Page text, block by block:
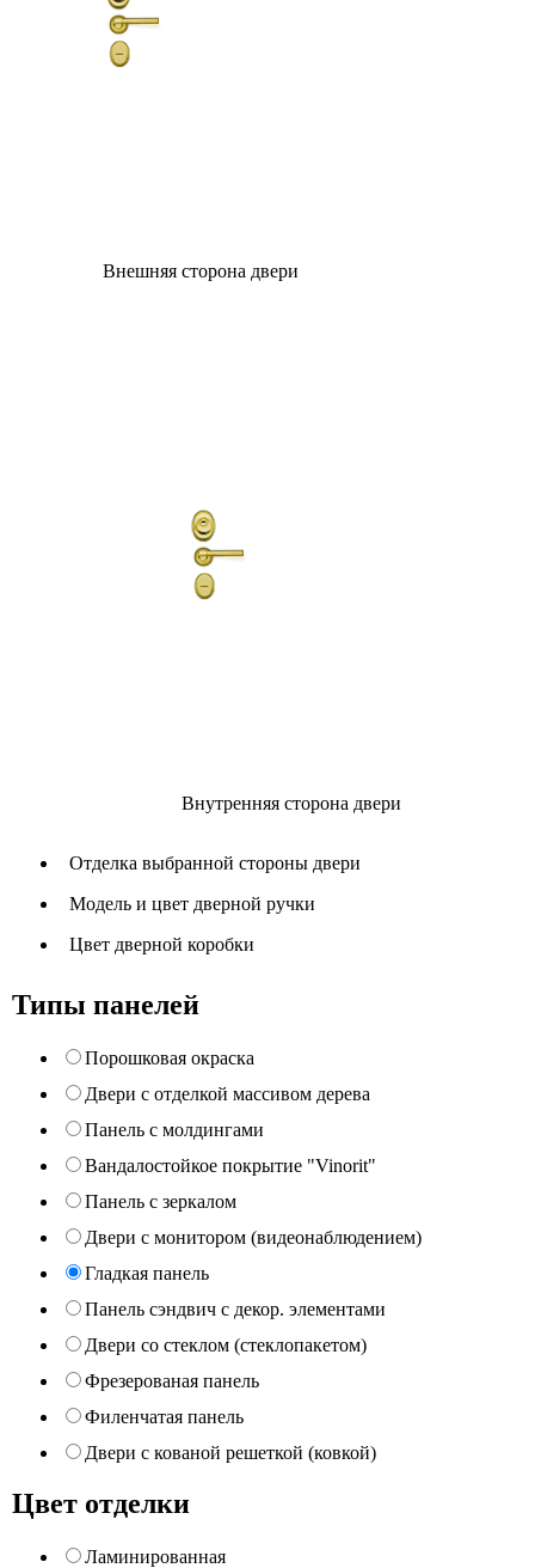
Внешняя сторона двери
Внутренняя сторона двери
Отделка выбранной стороны двери
Модель и цвет дверной ручки
Цвет дверной коробки
Типы панелей
Порошковая окраска
Двери с отделкой массивом дерева
Панель с молдингами
Вандалостойкое покрытие "Vinorit"
Панель с зеркалом
Двери с монитором (видеонаблюдением)
Гладкая панель
Панель сэндвич с декор. элементами
Двери со стеклом (стеклопакетом)
Фрезерованая панель
Филенчатая панель
Двери с кованой решеткой (ковкой)
Цвет отделки
Ламинированная